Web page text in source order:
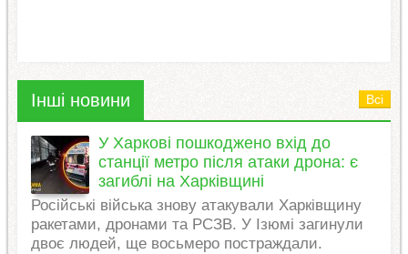
Інші новини Всі
У Харкові пошкоджено вхід до
станції метро після атаки дрона: є
загиблі на Харківщині
Російські війська знову атакували Харківщину
ракетами, дронами та РСЗВ. У Ізюмі загинули
двоє людей, ще восьмеро постраждали.